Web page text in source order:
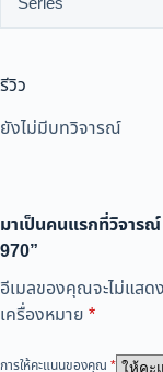
รีวิว
ยังไม่มีบทวิจารณ์
มาเป็นคนแรกที่วิจาร
970”
อีเมลของคุณจะไม่แสด
เครื่องหมาย *
การให้คะแนนของคุณ *